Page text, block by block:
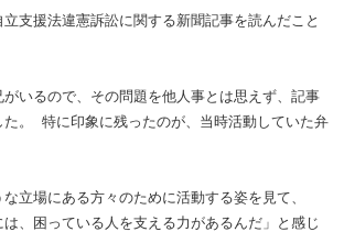
支援法違憲訴訟に関する新聞記事を読んだこと
いるので、その問題を他人事とは思えず、記事
た。 特に印象に残ったのが、当時活動していた弁
立場にある方々のために活動する姿を見て、
は、困っている人を支える力があるんだ」と感じ